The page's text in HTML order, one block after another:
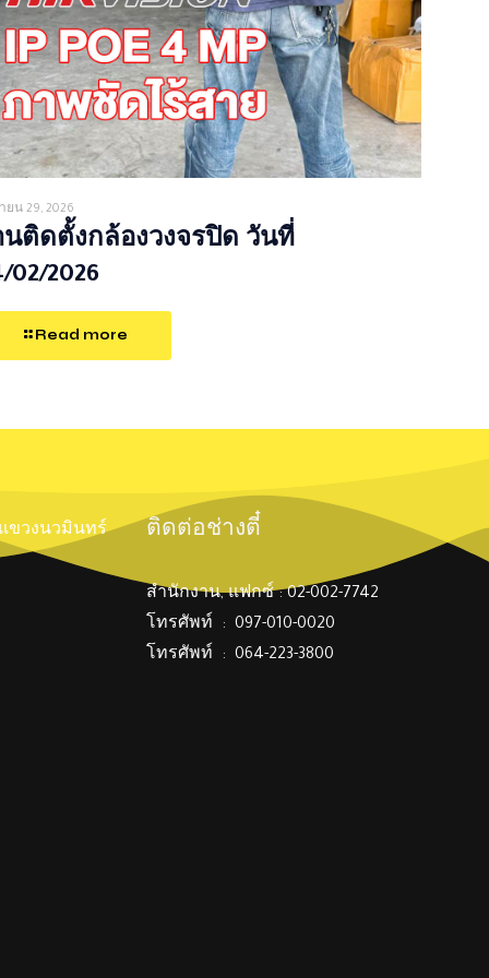
ยน 29, 2026
นติดตั้งกล้องวงจรปิด วันที่
02/2026
Read more
แขวงนวมินทร์ ติดต่อช่างตี๋
สำนักงาน, แฟกซ์ : 02-002-7742
โทรศัพท์ : 097-010-0020
โทรศัพท์ : 064-223-3800